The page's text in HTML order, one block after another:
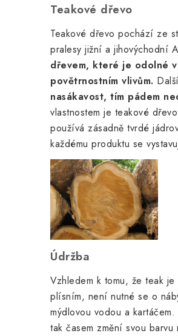
Teakové dřevo
Teakové dřevo pochází ze
pralesy jižní a jihovýchodní
dřevem, které je odolné
povětrnostním vlivům.
nasákavost, tím pádem
vlastnostem je teakové
používá zásadně tvrdé
každému produktu se
Údržba
Vzhledem k tomu, že teak
plísním, není nutné se o
mýdlovou vodou a
tak časem změní svou